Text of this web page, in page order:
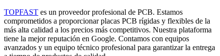
TOPFAST es un proveedor profesional de PCB. Estamos
comprometidos a proporcionar placas PCB rígidas y flexibles de la
más alta calidad a los precios más competitivos. Nuestra plataforma
tiene la mejor reputación en Google. Contamos con equipos
avanzados y un equipo técnico profesional para garantizar la entrega